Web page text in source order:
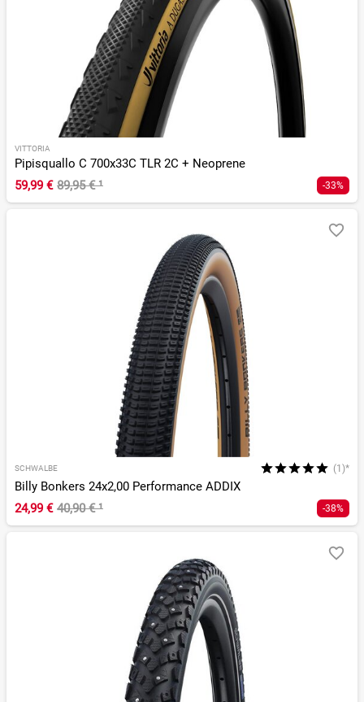
VITTORIA
Pipisquallo C 700x33C TLR 2C + Neoprene
59,99 € 89,95 €¹ -33%
SCHWALBE (1)*
Billy Bonkers 24x2,00 Performance ADDIX
24,99 € 40,90 €¹ -38%